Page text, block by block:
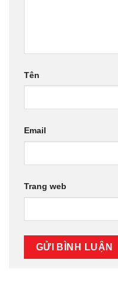
Tên
Email
Trang web